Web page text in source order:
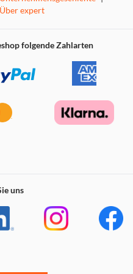
Über expert
folgende Zahlarten
uns